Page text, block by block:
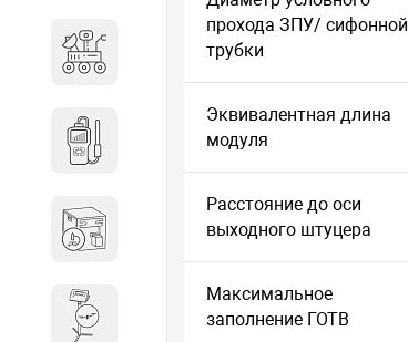
Антитеррористическое
оборудование
оборудование
Атомно-эмиссионные
спектрометры
Весы и весовое оборудование
прохода ЗПУ/ сифонной
трубки
Эквивалентная длина
модуля
Расстояние до оси
выходного штуцера
Максимальное
заполнение ГОТВ